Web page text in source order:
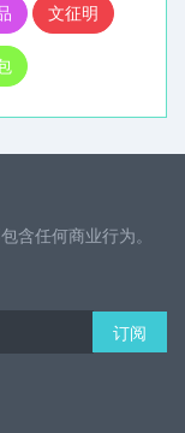
文征明
含任何商业行为。
订阅